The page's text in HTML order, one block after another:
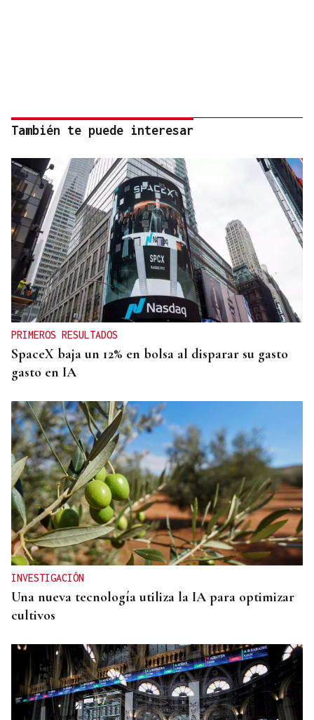
También te puede interesar
PRIMEROS RESULTADOS
SpaceX baja un 12% en bolsa al disparar su gasto
gasto en IA
INVESTIGACIÓN
Una nueva tecnología utiliza la IA para optimizar
cultivos